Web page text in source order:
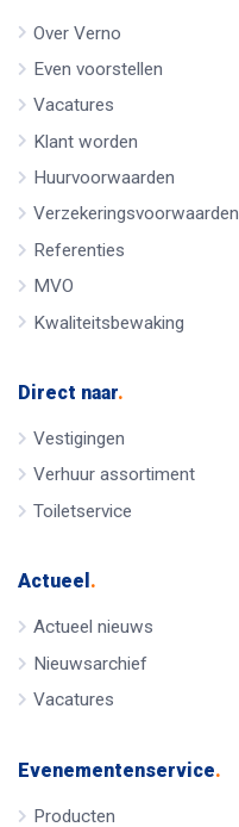
Over Verno
Even voorstellen
Vacatures
Klant worden
Huurvoorwaarden
Verzekeringsvoorwaarden
Referenties
MVO
Kwaliteitsbewaking
Direct naar.
Vestigingen
Verhuur assortiment
Toiletservice
Actueel .
Actueel nieuws
Nieuwsarchief
Vacatures
Evenementenservice.
Producten